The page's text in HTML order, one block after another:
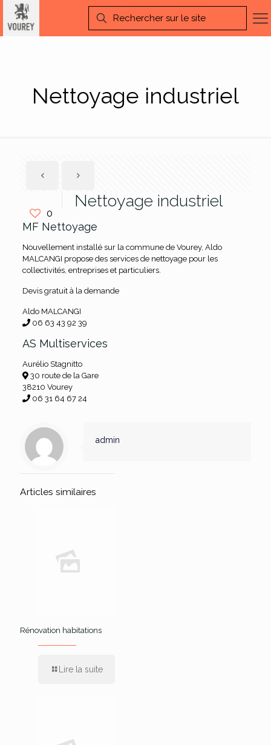
Nettoyage industriel
0
Nettoyage industriel
MF Nettoyage
Nouvellement installé sur la commune de Vourey, Aldo
MALCANGI propose des services de nettoyage pour les
collectivités, entreprises et particuliers.
Devis gratuit à la demande
Aldo MALCANGI
06 63 43 92 39
AS Multiservices
Aurélio Stagnitto
30 route de la Gare
38210 Vourey
06 31 64 67 24
admin
Articles similaires
Rénovation habitations
Lire la suite